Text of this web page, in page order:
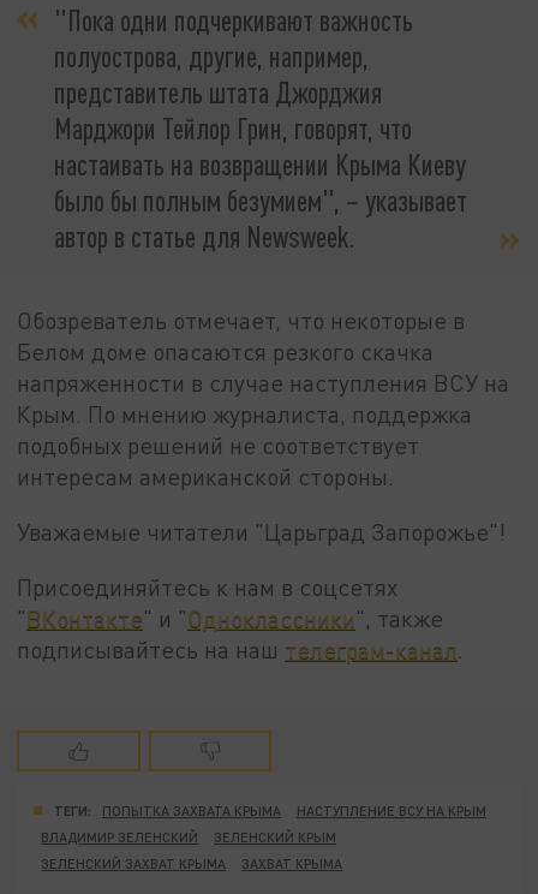
"Пока одни подчеркивают важность
полуострова, другие, например,
представитель штата Джорджия
Марджори Тейлор Грин, говорят, что
настаивать на возвращении Крыма Киеву
было бы полным безумием", – указывает
автор в статье для Newsweek.
Обозреватель отмечает, что некоторые в
Белом доме опасаются резкого скачка
напряженности в случае наступления ВСУ на
Крым. По мнению журналиста, поддержка
подобных решений не соответствует
интересам американской стороны.
Уважаемые читатели "Царьград Запорожье"!
Присоединяйтесь к нам в соцсетях
"ВКонтакте" и "Одноклассники", также
подписывайтесь на наш телеграм-канал
ТЕГИ: ПОПЫТКА ЗАХВАТА КРЫМА
НАСТУПЛЕНИЕ ВСУ НА КРЫМ
ВЛАДИМИР ЗЕЛЕНСКИЙ
ЗЕЛЕНСКИЙ КРЫМ
ЗЕЛЕНСКИЙ ЗАХВАТ КРЫМА
ЗАХВАТ КРЫМА